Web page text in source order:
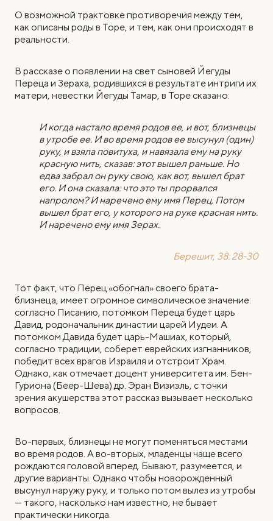
О возможной трактовке противоречия между тем,
как описаны роды в Торе, и тем, как они происходят в
реальности.
В рассказе о появлении на свет сыновей Йегуды
Переца и Зераха, родившихся в результате интриги их
матери, невестки Йегуды Тамар, в Торе сказано:
И когда настало время родов ее, и вот, близнецы
в утробе ее. И во время родов ее высунул (один)
руку, и взяла повитуха, и навязала ему на руку
красную нить, сказав: этот вышел раньше. Но
едва забрал он руку свою, как вот, вышел брат
его. И она сказала: что это ты прорвался
напролом? И наречено ему имя Перец. Потом
вышел брат его, у которого на руке красная нить.
И наречено ему имя Зерах.
Берешит, 38: 28-30
Тот факт, что Перец «обогнал» своего брата-
близнеца, имеет огромное символическое значение:
согласно Писанию, потомком Переца будет царь
Давид, родоначальник династии царей Иудеи. А
потомком Давида будет царь-Машиах, который,
согласно традиции, соберет еврейских изгнанников,
победит всех врагов Израиля и отстроит Храм.
Однако, как отмечает доцент университета им. Бен-
Гуриона (Беер-Шева) др. Эран Визиэль, с точки
зрения акушерства этот рассказ вызывает несколько
вопросов.
Во-первых, близнецы не могут поменяться местами
во время родов. А во-вторых, младенцы чаще всего
рождаются головой вперед. Бывают, разумеется, и
другие варианты. Однако чтобы новорожденный
высунул наружу руку, и только потом вылез из утробы
— такого, насколько нам известно, не бывает
практически никогда.